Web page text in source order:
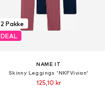
2 Pakke
DEAL
NAME IT
Skinny Leggings 'NKFVivian'
125,10 kr